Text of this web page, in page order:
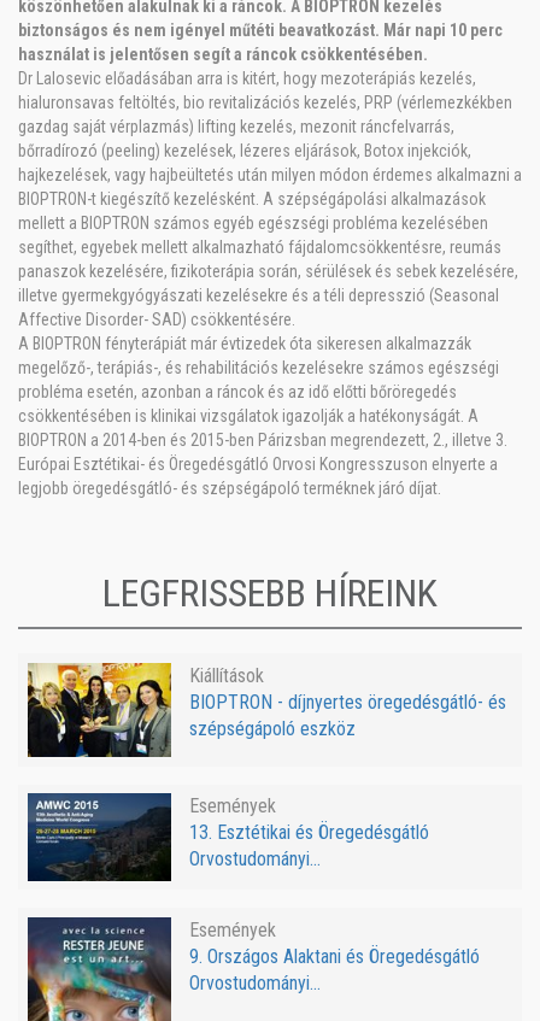
köszönhetően alakulnak ki a ráncok. A BIOPTRON kezelés
biztonságos és nem igényel műtéti beavatkozást. Már napi 10 perc
használat is jelentősen segít a ráncok csökkentésében.
Dr Lalosevic előadásában arra is kitért, hogy mezoterápiás kezelés,
hialuronsavas feltöltés, bio revitalizációs kezelés, PRP (vérlemezkékben
gazdag saját vérplazmás) lifting kezelés, mezonit ráncfelvarrás,
bőrradírozó (peeling) kezelések, lézeres eljárások, Botox injekciók,
hajkezelések, vagy hajbeültetés után milyen módon érdemes alkalmazni a
BIOPTRON-t kiegészítő kezelésként. A szépségápolási alkalmazások
mellett a BIOPTRON számos egyéb egészségi probléma kezelésében
segíthet, egyebek mellett alkalmazható fájdalomcsökkentésre, reumás
panaszok kezelésére, fizikoterápia során, sérülések és sebek kezelésére,
illetve gyermekgyógyászati kezelésekre és a téli depresszió (Seasonal
Affective Disorder- SAD) csökkentésére.
A BIOPTRON fényterápiát már évtizedek óta sikeresen alkalmazzák
megelőző-, terápiás-, és rehabilitációs kezelésekre számos egészségi
probléma esetén, azonban a ráncok és az idő előtti bőröregedés
csökkentésében is klinikai vizsgálatok igazolják a hatékonyságát. A
BIOPTRON a 2014-ben és 2015-ben Párizsban megrendezett, 2., illetve 3.
Európai Esztétikai- és Öregedésgátló Orvosi Kongresszuson elnyerte a
legjobb öregedésgátló- és szépségápoló terméknek járó díjat.
LEGFRISSEBB HÍREINK
Kiállítások
BIOPTRON - díjnyertes öregedésgátló- és
szépségápoló eszköz
Események
13. Esztétikai és Öregedésgátló
Orvostudományi...
Események
9. Országos Alaktani és Öregedésgátló
Orvostudományi...